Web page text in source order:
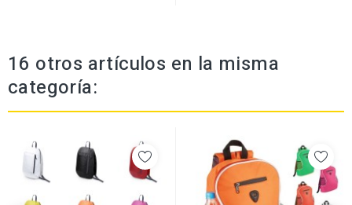
16 otros artículos en la misma
categoría: